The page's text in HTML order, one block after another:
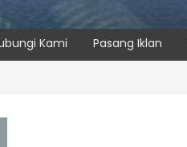
Kami Pasang Iklan